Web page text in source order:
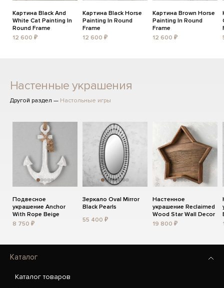
Картина Black And
White Cat Painting In
Round Frame
12 600 ₽
Картина Black Horse
Painting In Round
Frame
12 600 ₽
Картина Brown Horse
Painting In Round
Frame
12 600 ₽
Настенные украшения
Другой раздел — Настольные игры
Подвесное
украшение Anchor
With Rope Beige
8 750 ₽
Зеркало Oval Mirror
Black Pearls
55 400 ₽
Настенное
украшение Reclaimed
Wood Star Wall Decor
19 800 ₽
Каталог
Каталог товаров